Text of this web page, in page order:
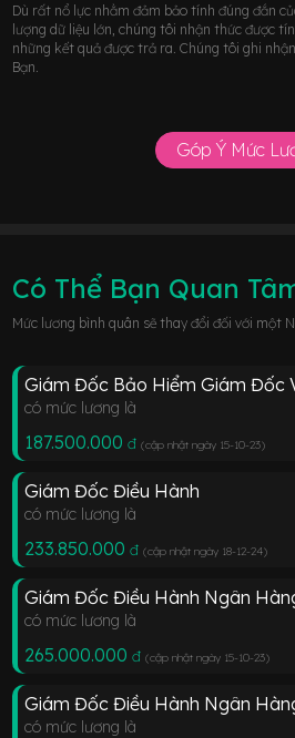
Dù rất nổ lực nhằm đảm bảo tính đúng đắn
lượng dữ liệu lớn, chúng tôi nhận thức được
những kết quả được trả ra. Chúng tôi ghi
Bạn.
Góp Ý Mức
Có Thể Bạn Quan
Mức lương bình quân sẽ thay đổi đối với một
Giám Đốc Bảo Hiểm Giám Đốc
có mức lương là
187.500.000 đ (cập nhật ngày 15-10-23)
Giám Đốc Điều Hành
có mức lương là
233.850.000 đ (cập nhật ngày 18-12-24)
Giám Đốc Điều Hành Ngân
có mức lương là
265.000.000 đ (cập nhật ngày 15-10-23)
Giám Đốc Điều Hành Ngân
có mức lương là